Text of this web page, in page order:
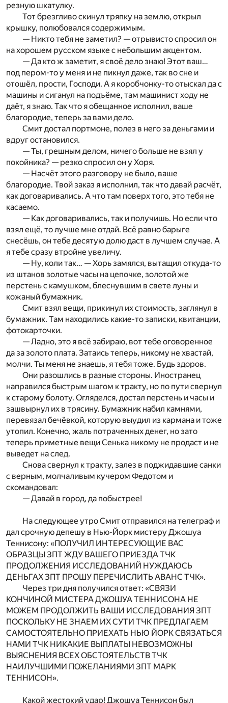
резную шкатулку.
Тот брезгливо скинул тряпку на землю, открыл
крышку, полюбовался содержимым.
— Никто тебя не заметил? — отрывисто спросил он
на хорошем русском языке с небольшим акцентом.
— Да кто ж заметит, я своё дело знаю! Этот ваш…
под пером-то у меня и не пикнул даже, так во сне и
отошёл, прости, Господи. А я коробчонку-то отыскал да с
машины и сиганул на подъёме, там машинист ходу не
даёт, я знаю. Так что я обещанное исполнил, ваше
благородие, теперь за вами дело.
Смит достал портмоне, полез в него за деньгами и
вдруг остановился.
— Ты, грешным делом, ничего больше не взял у
покойника? — резко спросил он у Хоря.
— Насчёт этого разговору не было, ваше
благородие. Твой заказ я исполнил, так что давай расчёт,
как договаривались. А что там поверх того, это тебя не
касаемо.
— Как договаривались, так и получишь. Но если что
взял ещё, то лучше мне отдай. Всё равно барыге
снесёшь, он тебе десятую долю даст в лучшем случае. А
я тебе сразу втройне увеличу.
— Ну, коли так… — Хорь замялся, вытащил откуда-то
из штанов золотые часы на цепочке, золотой же
перстень с камушком, блеснувшим в свете луны и
кожаный бумажник.
Смит взял вещи, прикинул их стоимость, заглянул в
бумажник. Там находились какие-то записки, квитанции,
фотокарточки.
— Ладно, это я всё забираю, вот тебе оговоренное
да за золото плата. Затаись теперь, никому не хвастай,
молчи. Ты меня не знаешь, я тебя тоже. Будь здоров.
Они разошлись в разные стороны. Иностранец
направился быстрым шагом к тракту, но по пути свернул
к старому болоту. Огляделся, достал перстень и часы и
зашвырнул их в трясину. Бумажник набил камнями,
перевязал бечёвкой, которую выудил из кармана и тоже
утопил. Конечно, жаль потраченных денег, но зато
теперь приметные вещи Сенька никому не продаст и не
выведет на след.
Снова свернул к тракту, залез в поджидавшие санки
с верным, молчаливым кучером Федотом и
скомандовал:
— Давай в город, да побыстрее!
На следующее утро Смит отправился на телеграф и
дал срочную депешу в Нью-Йорк мистеру Джошуа
Теннисону: «ПОЛУЧИЛ ИНТЕРЕСУЮЩИЕ ВАС
ОБРАЗЦЫ ЗПТ ЖДУ ВАШЕГО ПРИЕЗДА ТЧК
ПРОДОЛЖЕНИЯ ИССЛЕДОВАНИЙ НУЖДАЮСЬ
ДЕНЬГАХ ЗПТ ПРОШУ ПЕРЕЧИСЛИТЬ АВАНС ТЧК».
Через три дня получился ответ: «СВЯЗИ
КОНЧИНОЙ МИСТЕРА ДЖОШУА ТЕННИСОНА НЕ
МОЖЕМ ПРОДОЛЖИТЬ ВАШИ ИССЛЕДОВАНИЯ ЗПТ
ПОСКОЛЬКУ НЕ ЗНАЕМ ИХ СУТИ ТЧК ПРЕДЛАГАЕМ
САМОСТОЯТЕЛЬНО ПРИЕХАТЬ НЬЮ ЙОРК СВЯЗАТЬСЯ
НАМИ ТЧК НИКАКИЕ ВЫПЛАТЫ НЕВОЗМОЖНЫ
ВЫЯСНЕНИЯ ВСЕХ ОБСТОЯТЕЛЬСТВ ТЧК
НАИЛУЧШИМИ ПОЖЕЛАНИЯМИ ЗПТ МАРК
ТЕННИСОН».
Какой жестокий удар! Джошуа Теннисон был